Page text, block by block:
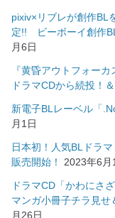
pixiv×リブレが創作BL
定!! ビーボーイ創作
月6日
『黄昏アウトフォー
ドラマCDから続投！
新電子BLレーベル「
月1日
日本初！人気BLドラ
販売開始！
2023年6月
ドラマCD「かわにさ
マンガ小冊子チラ見せ
月26日